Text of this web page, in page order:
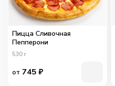
Пицца Сливочная
Пепперони
530 г
от 745 ₽